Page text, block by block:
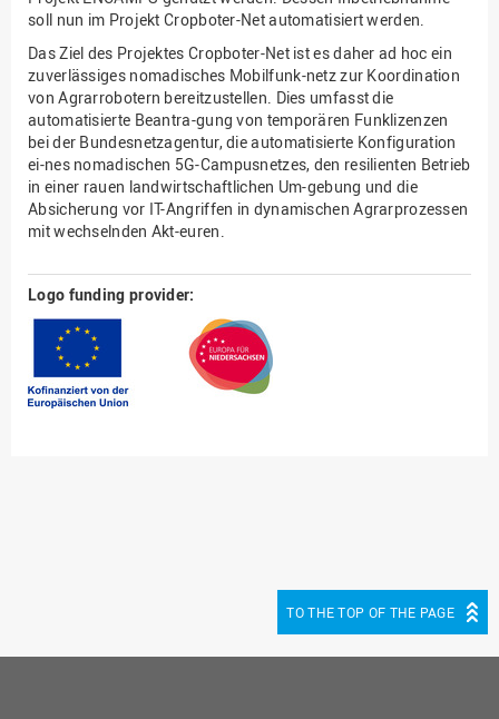
soll nun im Projekt Cropboter-Net automatisiert werden.
Das Ziel des Projektes Cropboter-Net ist es daher ad hoc ein
zuverlässiges nomadisches Mobilfunk-netz zur Koordination
von Agrarrobotern bereitzustellen. Dies umfasst die
automatisierte Beantra-gung von temporären Funklizenzen
bei der Bundesnetzagentur, die automatisierte Konfiguration
ei-nes nomadischen 5G-Campusnetzes, den resilienten Betrieb
in einer rauen landwirtschaftlichen Um-gebung und die
Absicherung vor IT-Angriffen in dynamischen Agrarprozessen
mit wechselnden Akt-euren.
Logo funding provider:
TO THE TOP OF THE PAGE